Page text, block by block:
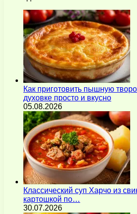
Как приготовить пышную
духовке просто и вкусно
05.08.2026
Классический суп Харчо из
картошкой по…
30.07.2026